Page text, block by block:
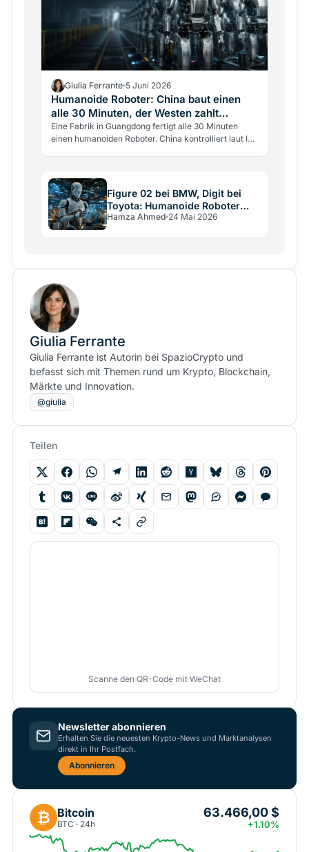
Giulia Ferrante 5 Juni 2026
Humanoide Roboter: China baut einen
alle 30 Minuten, der Westen zahlt
dreimal mehr
Eine Fabrik in Guangdong fertigt alle 30 Minuten
einen humanoiden Roboter. China kontrolliert laut IFR
Figure 02 bei BMW, Digit bei
Toyota: Humanoide Roboter
verlassen 2026 die Labore
Hamza Ahmed 24 Mai 2026
Giulia Ferrante
Giulia Ferrante ist Autorin bei SpazioCrypto und
befasst sich mit Themen rund um Krypto, Blockchain,
Märkte und Innovation.
@giulia
Teilen
Scanne den QR-Code mit WeChat
Newsletter abonnieren
Erhalten Sie die neuesten Krypto-News und Marktanalysen
direkt in Ihr Postfach.
Abonnieren
₿ Bitcoin
BTC · 24h
63.466,00 $
+1.10%